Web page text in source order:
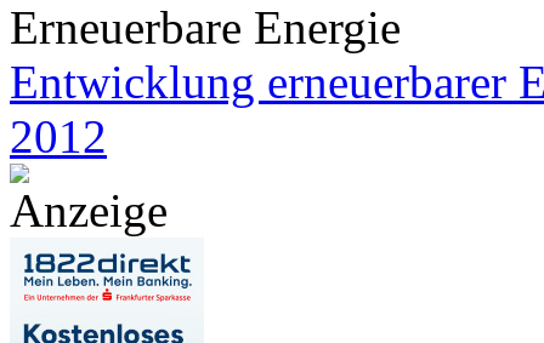
Erneuerbare Energie
Entwicklung erneuerbarer
2012
Anzeige